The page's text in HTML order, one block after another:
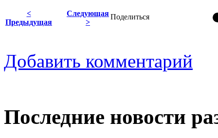
Поделиться
<
Предыдущая
Следующая
>
Добавить комментарий
Последние новости